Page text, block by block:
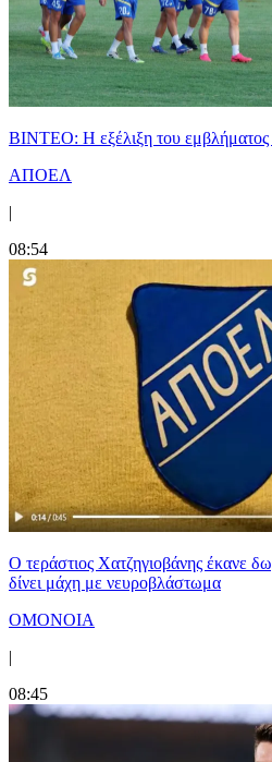
ΒΙΝΤΕΟ: Η εξέλιξη του
ΑΠΟΕΛ
|
08:54
Ο τεράστιος Χατζηγιοβάνης έκανε
δίνει μάχη με νευροβλάστωμα
ΟΜΟΝΟΙΑ
|
08:45